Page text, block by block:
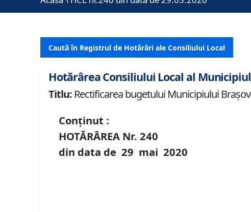
Caută în Registrul de Hotărâri ale Consiliului Local
Hotărârea Consiliului Local al
Titlu: Rectificarea bugetului Municipiului
Conținut :
HOTĂRÂREA Nr.240
din data de 29 mai2020